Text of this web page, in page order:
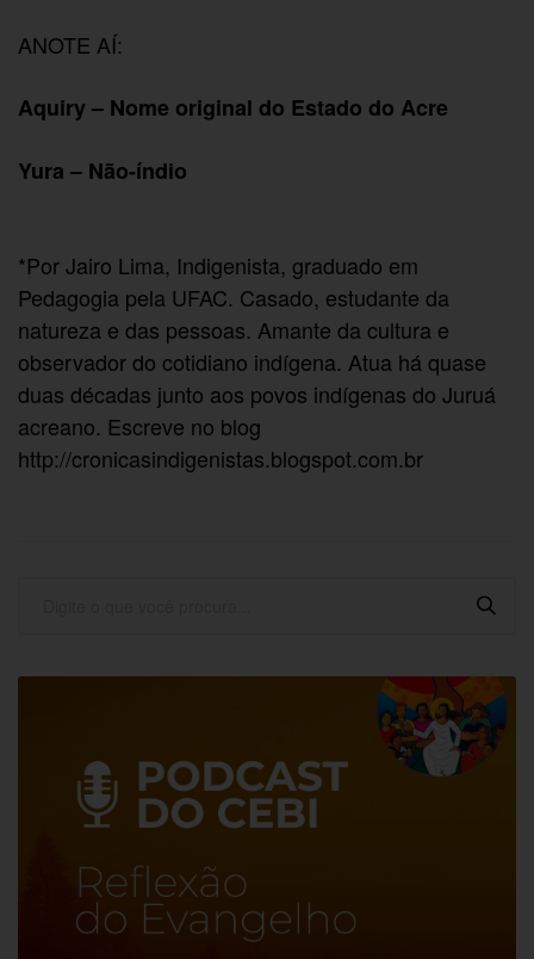
ANOTE AÍ:
Aquiry – Nome original do Estado do Acre
Yura – Não-índio
*Por Jairo Lima, Indigenista, graduado em
Pedagogia pela UFAC. Casado, estudante da
natureza e das pessoas. Amante da cultura e
observador do cotidiano indígena. Atua há quase
duas décadas junto aos povos indígenas do Juruá
acreano. Escreve no blog
http://cronicasindigenistas.blogspot.com.br